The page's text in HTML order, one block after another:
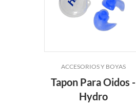
ACCESORIOS Y BOYAS
Tapon Para Oidos -
Hydro